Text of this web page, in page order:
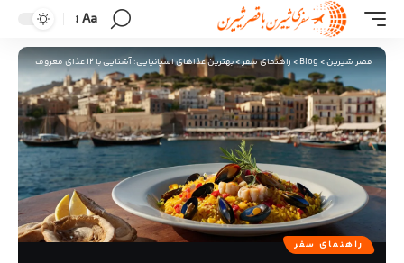
Aa
قصر شیرین>
Blog
>راهنمای سفر>بهترین غذاهای اسپانیایی: آشنایی با 12 غذای معروف اسپانیا
راهنمای سفر